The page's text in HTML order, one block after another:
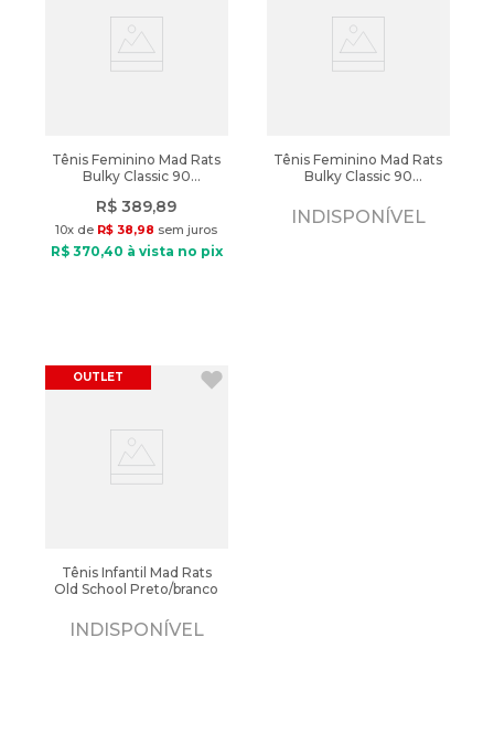
Tênis Feminino Mad Rats
Bulky Classic 90
R$ 389,89
10x de R$ 38,98 sem juros
R$ 370,40 à vista no pix
Tênis Feminino Mad Rats
Bulky Classic 90
INDISPONÍVEL
OUTLET
Tênis Infantil Mad Rats
Old School Preto/branco
INDISPONÍVEL